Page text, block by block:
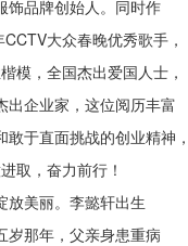
饰品牌创始人。同时作
大众春晚优秀歌手，
模，全国杰出爱国人士，
出企业家，这位阅历丰富
于直面挑战的创业精神，
取，奋力前行！
放美丽。李懿轩出生
岁那年，父亲身患重病